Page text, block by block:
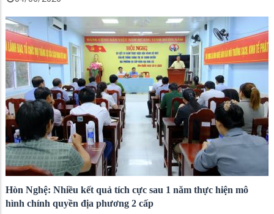
Hòn Nghệ: Nhiều kết quả tích cực sau 1 năm thực hiện mô
hình chính quyền địa phương 2 cấp